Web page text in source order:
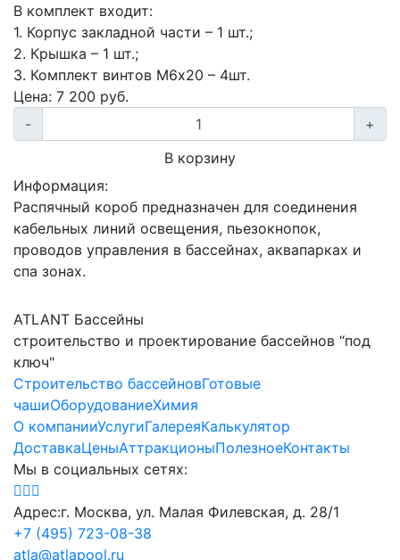
В комплект входит:
1. Корпус закладной части – 1 шт.;
2. Крышка – 1 шт.;
3. Комплект винтов М6х20 – 4шт.
Цена: 7 200 руб.
-
+
В корзину
Информация:
Распячный короб предназначен для соединения
кабельных линий освещения, пьезокнопок,
проводов управления в бассейнах, аквапарках и
спа зонах.
ATLANT Бассейны
строительство и проектирование бассейнов “под
ключ"
Строительство бассейновГотовые
чашиОборудованиеХимия
О компанииУслугиГалереяКалькулятор
ДоставкаЦеныАттракционыПолезноеКонтакты
Мы в социальных сетях:
Адрес:г. Москва, ул. Малая Филевская, д. 28/1
+7 (495) 723-08-38
atla@atlapool.ru